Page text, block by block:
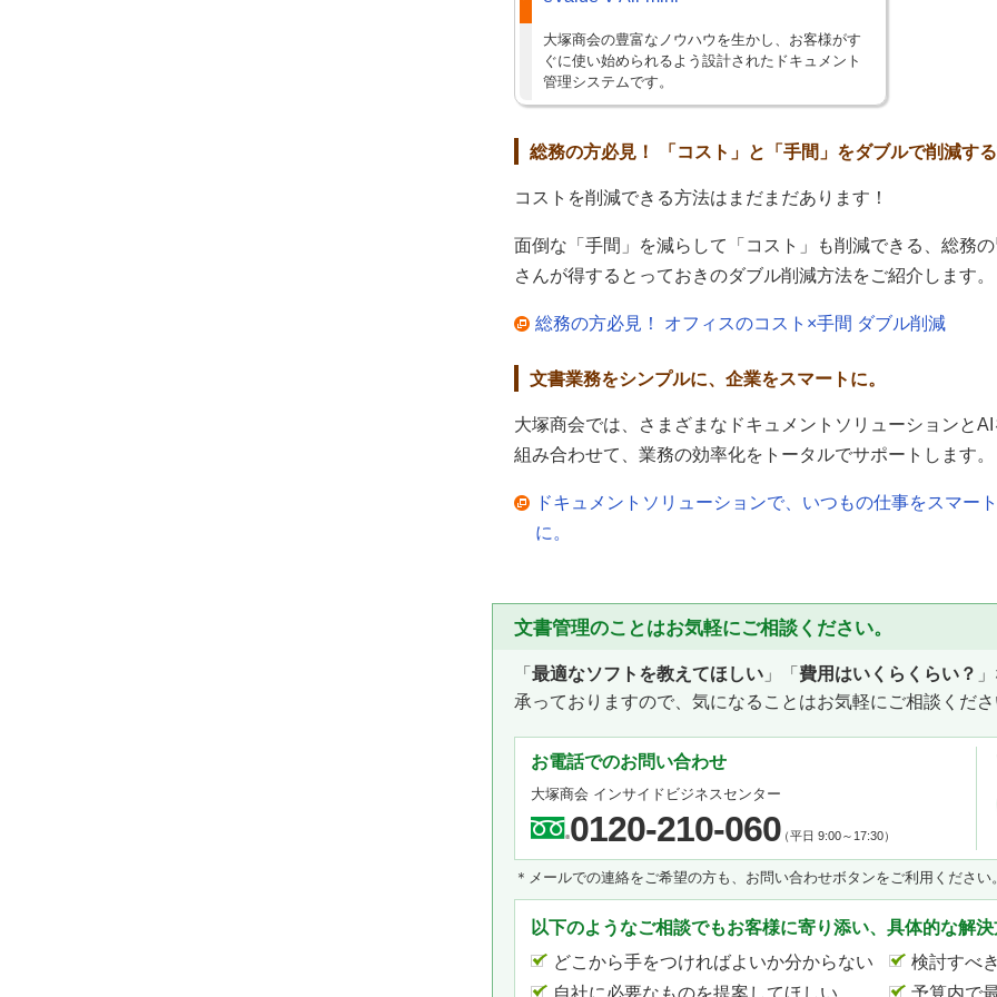
大塚商会の豊富なノウハウを生かし、お客様がす
ぐに使い始められるよう設計されたドキュメント
管理システムです。
総務の方必見！ 「コスト」と「手間」をダブルで削減す
コストを削減できる方法はまだまだあります！
面倒な「手間」を減らして「コスト」も削減できる、総務の
さんが得するとっておきのダブル削減方法をご紹介します。
総務の方必見！ オフィスのコスト×手間 ダブル削減
文書業務をシンプルに、企業をスマートに。
大塚商会では、さまざまなドキュメントソリューションとAI
組み合わせて、業務の効率化をトータルでサポートします。
ドキュメントソリューションで、いつもの仕事をスマート
に。
文書管理のことはお気軽にご相談ください。
「 最適なソフトを教えてほしい 」「 費用はいくらくらい？
承っておりますので、気になることはお気軽にご相談くださ
お電話でのお問い合わせ
大塚商会 インサイドビジネスセンター
0120-210-060（平日 9:00～17:30）
＊メールでの連絡をご希望の方も、お問い合わせボタンをご利用ください。
以下のようなご相談でもお客様に寄り添い、具体的な解
どこから手をつければよいか分からない
検討すべ
自社に必要なものを提案してほしい
予算内で